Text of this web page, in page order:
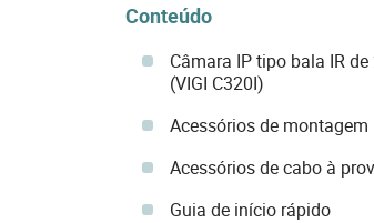
Conteúdo
Câmara IP tipo bala IR
(VIGI C320I)
Acessórios de montagem
Acessórios de cabo à
Guia de início rápido